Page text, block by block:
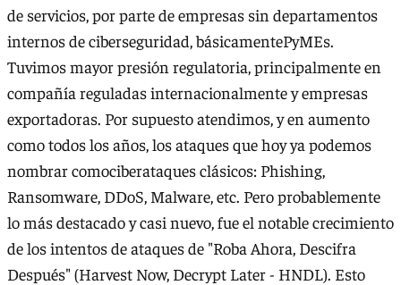
de servicios, por parte de empresas sin departamentos
internos de ciberseguridad, básicamentePyMEs.
Tuvimos mayor presión regulatoria, principalmente en
compañía reguladas internacionalmente y empresas
exportadoras. Por supuesto atendimos, y en aumento
como todos los años, los ataques que hoy ya podemos
nombrar comociberataques clásicos: Phishing,
Ransomware, DDoS, Malware, etc. Pero probablemente
lo más destacado y casi nuevo, fue el notable crecimiento
de los intentos de ataques de "Roba Ahora, Descifra
Después" (Harvest Now, Decrypt Later - HNDL). Esto